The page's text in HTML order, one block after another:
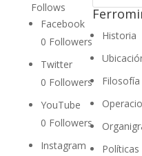
Follows
Facebook
0 Followers
Twitter
0 Followers
YouTube
0 Followers
Instagram
Historia
Políticas